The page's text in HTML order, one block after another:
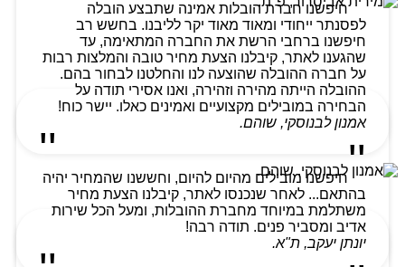
חיפשנו חברת הובלות אמינה שתבצע הובלה
לפסנתר ייחודי ומאוד מאוד יקר לליבנו. בחשש רב
חיפשנו ברחבי הרשת את החברה המתאימה, עד
שהגענו לאתר, קיבלנו הצעת מחיר טובה והמלצות רבות
על חברה ההובלה שהוצעה לנו והחלטנו לבחור בהם.
ההובלה הייתה מהירה וזהירה, ואנו אסירי תודה על
הבחירה במובילים מקצועיים ואמינים כאלו. יישר כוח!
אמנון לבנוסקי, שוהם.
חיפשנו מובילים מהיום להיום, וחששנו שהמחיר יהיה
בהתאם... לאחר שנכנסו לאתר, קיבלנו הצעת מחיר
משתלמת במיוחד מחברת ההובלות, ומעל הכל שירות
אדיב ומסביר פנים. תודה רבה!
יונתן יעקב, ת"א.